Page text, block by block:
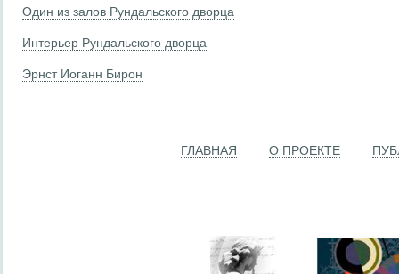
Один из залов Рундальского дворца
Интерьер Рундальского дворца
Эрнст Иоганн Бирон
ГЛАВНАЯ О ПРОЕКТЕ